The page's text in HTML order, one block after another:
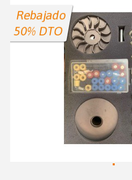
Rebajado
50% DTO